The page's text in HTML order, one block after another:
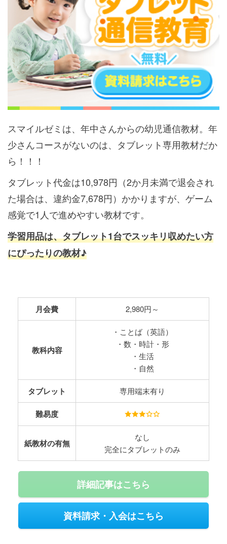
スマイルゼミは、年中さんからの幼児通信教材。年
少さんコースがないのは、タブレット専用教材だか
ら！！！
タブレット代金は10,978円（2か月未満で退会され
た場合は、違約金7,678円）かかりますが、ゲーム
感覚で1人で進めやすい教材です。
学習用品は、タブレット1台でスッキリ収めたい方
にぴったりの教材♪
月会費 2,980円～
教科内容
・ことば（英語）
・数・時計・形
・生活
・自然
タブレット 専用端末有り
難易度
紙教材の有無
なし
完全にタブレットのみ
詳細記事はこちら
資料請求・入会はこちら